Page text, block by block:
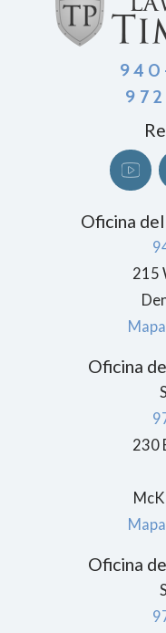
Oficina
215
Oficina
230
Oficina